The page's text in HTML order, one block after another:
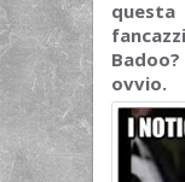
questa
ovvio.